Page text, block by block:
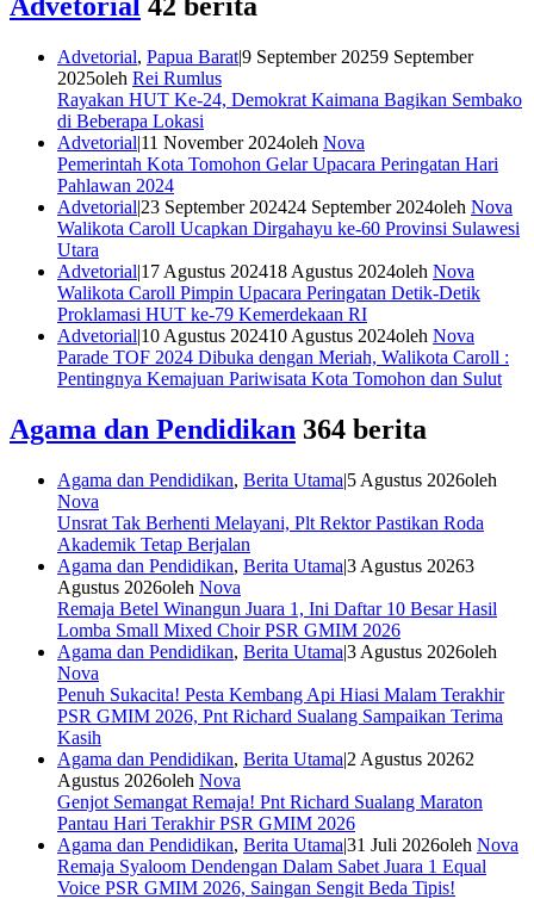
Advetorial, Papua Barat|9 September 20259 September
2025oleh Rei Rumlus
Rayakan HUT Ke-24, Demokrat Kaimana Bagikan Sembako
di Beberapa Lokasi
Advetorial|11 November 2024oleh Nova
Pemerintah Kota Tomohon Gelar Upacara Peringatan Hari
Pahlawan 2024
Advetorial|23 September 202424 September 2024oleh Nova
Walikota Caroll Ucapkan Dirgahayu ke-60 Provinsi Sulawesi
Utara
Advetorial|17 Agustus 202418 Agustus 2024oleh Nova
Walikota Caroll Pimpin Upacara Peringatan Detik-Detik
Proklamasi HUT ke-79 Kemerdekaan RI
Advetorial|10 Agustus 202410 Agustus 2024oleh Nova
Parade TOF 2024 Dibuka dengan Meriah, Walikota Caroll :
Pentingnya Kemajuan Pariwisata Kota Tomohon dan Sulut
Agama dan Pendidikan 364 berita
Agama dan Pendidikan, Berita Utama|5 Agustus 2026oleh
Nova
Unsrat Tak Berhenti Melayani, Plt Rektor Pastikan Roda
Akademik Tetap Berjalan
Agama dan Pendidikan, Berita Utama|3 Agustus 20263
Agustus 2026oleh Nova
Remaja Betel Winangun Juara 1, Ini Daftar 10 Besar Hasil
Lomba Small Mixed Choir PSR GMIM 2026
Agama dan Pendidikan, Berita Utama|3 Agustus 2026oleh
Nova
Penuh Sukacita! Pesta Kembang Api Hiasi Malam Terakhir
PSR GMIM 2026, Pnt Richard Sualang Sampaikan Terima
Kasih
Agama dan Pendidikan, Berita Utama|2 Agustus 20262
Agustus 2026oleh Nova
Genjot Semangat Remaja! Pnt Richard Sualang Maraton
Pantau Hari Terakhir PSR GMIM 2026
Agama dan Pendidikan, Berita Utama|31 Juli 2026oleh Nova
Remaja Syaloom Dendengan Dalam Sabet Juara 1 Equal
Voice PSR GMIM 2026, Saingan Sengit Beda Tipis!